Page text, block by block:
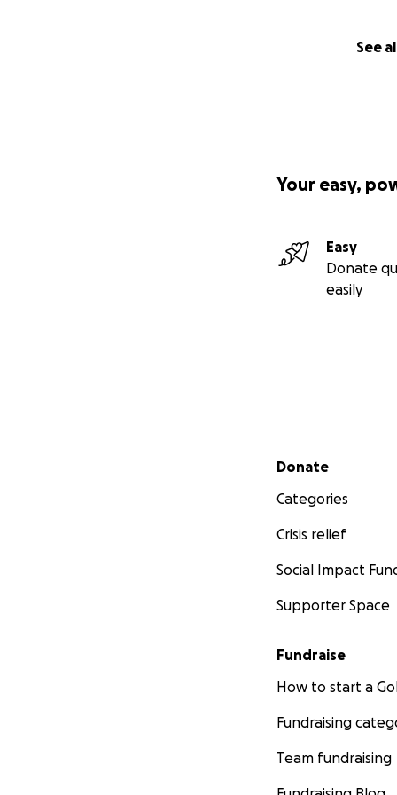
See
Your easy,
Easy
Donate
easily
Secondary menu
Donate
Categories
Crisis relief
Social Impact
Supporter Space
Fundraise
How to start a
Fundraising
Team fundraising